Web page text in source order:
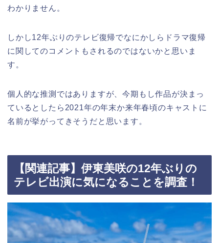
わかりません。
しかし12年ぶりのテレビ復帰でなにかしらドラマ復帰
に関してのコメントもされるのではないかと思いま
す。
個人的な推測ではありますが、今期もし作品が決まっ
ているとしたら2021年の年末か来年春頃のキャストに
名前が挙がってきそうだと思います。
【関連記事】伊東美咲の12年ぶりの
テレビ出演に気になることを調査！